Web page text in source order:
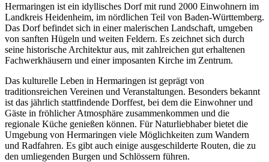
Hermaringen ist ein idyllisches Dorf mit rund 2000 Einwohnern im
Landkreis Heidenheim, im nördlichen Teil von Baden-Württemberg.
Das Dorf befindet sich in einer malerischen Landschaft, umgeben
von sanften Hügeln und weiten Feldern. Es zeichnet sich durch
seine historische Architektur aus, mit zahlreichen gut erhaltenen
Fachwerkhäusern und einer imposanten Kirche im Zentrum.
Das kulturelle Leben in Hermaringen ist geprägt von
traditionsreichen Vereinen und Veranstaltungen. Besonders bekannt
ist das jährlich stattfindende Dorffest, bei dem die Einwohner und
Gäste in fröhlicher Atmosphäre zusammenkommen und die
regionale Küche genießen können. Für Naturliebhaber bietet die
Umgebung von Hermaringen viele Möglichkeiten zum Wandern
und Radfahren. Es gibt auch einige ausgeschilderte Routen, die zu
den umliegenden Burgen und Schlössern führen.